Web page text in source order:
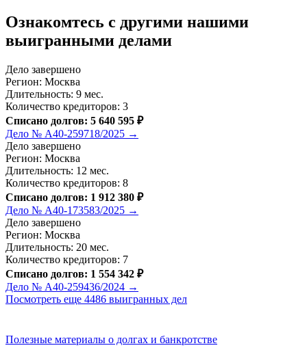
Ознакомтесь c другими нашими
выигранными делами
Дело завершено
Регион: Москва
Длительность: 9 мес.
Количество кредиторов: 3
Списано долгов: 5 640 595 ₽
Дело № А40-259718/2025 →
Дело завершено
Регион: Москва
Длительность: 12 мес.
Количество кредиторов: 8
Списано долгов: 1 912 380 ₽
Дело № А40-173583/2025 →
Дело завершено
Регион: Москва
Длительность: 20 мес.
Количество кредиторов: 7
Списано долгов: 1 554 342 ₽
Дело № А40-259436/2024 →
Посмотреть еще 4486 выигранных дел
Полезные материалы о долгах и банкротстве